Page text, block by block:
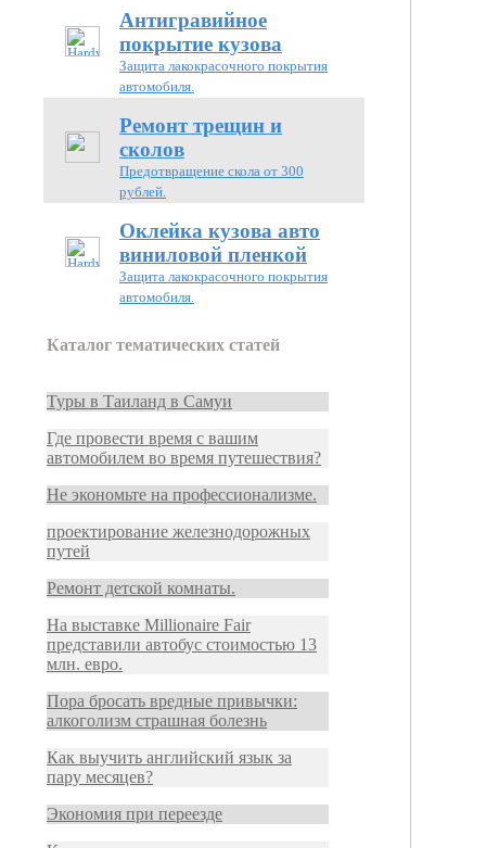
Антигравийное
покрытие кузова
Защита лакокрасочного покрытия
автомобиля.
Ремонт трещин и
сколов
Предотвращение скола от 300
рублей.
Оклейка кузова авто
виниловой пленкой
Защита лакокрасочного покрытия
автомобиля.
Каталог тематических статей
Туры в Таиланд в Самуи
Где провести время с вашим
автомобилем во время путешествия?
Не экономьте на профессионализме.
проектирование железнодорожных
путей
Ремонт детской комнаты.
На выставке Millionaire Fair
представили автобус стоимостью 13
млн. евро.
Пора бросать вредные привычки:
алкоголизм страшная болезнь
Как выучить английский язык за
пару месяцев?
Экономия при переезде